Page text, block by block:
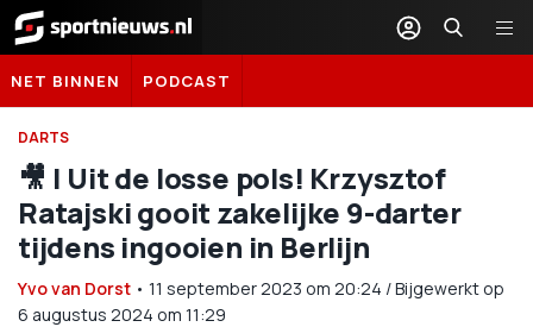
Sportnieuws.nl
NET BINNEN PODCAST
DARTS
🎥 | Uit de losse pols! Krzysztof
Ratajski gooit zakelijke 9-darter
tijdens ingooien in Berlijn
Yvo van Dorst • 11 september 2023 om 20:24 /Bijgewerkt op
6 augustus 2024 om 11:29